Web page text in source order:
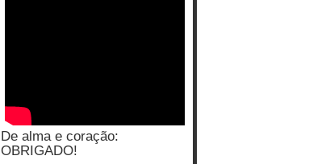
De alma e coração:
OBRIGADO!